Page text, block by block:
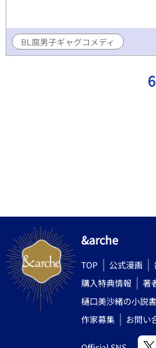
BL腐男子ギャグコメディ
6
&arche
TOP 公式漫画
購入特典情報
著
樋口美沙緒の小説
作家募集
お問い